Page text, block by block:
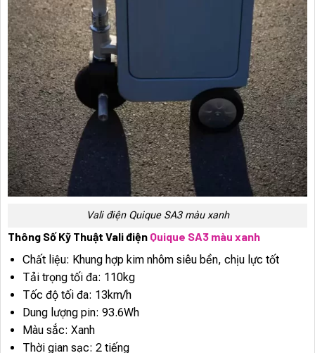
Vali điện Quique SA3 màu xanh
Thông Số Kỹ Thuật Vali điện Quique SA3 màu xanh
Chất liệu: Khung hợp kim nhôm siêu bền, chịu lực tốt
Tải trọng tối đa: 110kg
Tốc độ tối đa: 13km/h
Dung lượng pin: 93.6Wh
Màu sắc: Xanh
Thời gian sạc: 2 tiếng